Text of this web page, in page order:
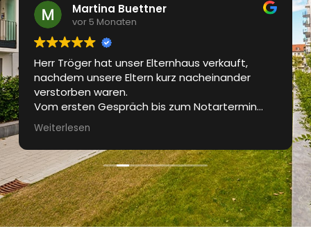
Martina Buettner
vor 5 Monaten
Herr Tröger hat unser Elternhaus verkauft,
nachdem unsere Eltern kurz nacheinander
verstorben waren.
Vom ersten Gespräch bis zum Notartermin
waren wir bestens betreut. Das Exposé wurde
professionell gestaltet, die
Besichtigungstermine waren gut organisiert.
Regelmässig wurden wir über den aktuellen
Stand des Verkaufprozesses informiert.
Sehr guter und professioneller Auftritt und für
uns die perfekte Lösung in einer für uns nicht
einfachen Zeit.
Weiterlesen